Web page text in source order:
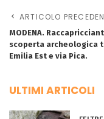
ARTICOLO
MODENA.
scoperta archeologica
Emilia Est e via Pica.
ULTIMI ARTICOLI